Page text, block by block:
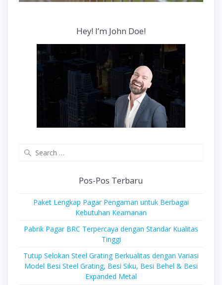
Hey! I’m John Doe!
Pos-Pos Terbaru
Paket Lengkap Pagar Pengaman untuk Berbagai
Kebutuhan Keamanan
Pabrik Pagar BRC Terpercaya dengan Standar Kualitas
Tinggi
Tutup Selokan Steel Grating Berkualitas dengan Variasi
Model Besi Steel Grating, Besi Siku, Besi Behel & Besi
Expanded Metal